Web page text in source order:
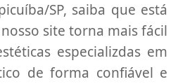
SP, saiba que está
site torna mais fácil
especializdas em
de forma confiável e